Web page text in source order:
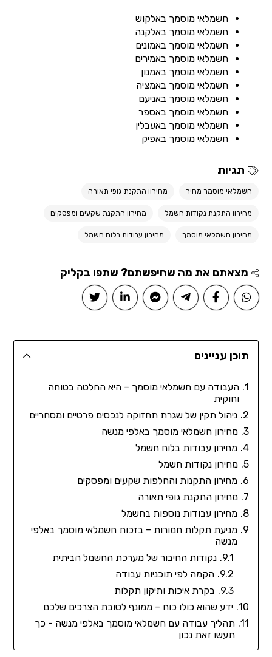
חשמלאי מוסמך באלקוש
חשמלאי מוסמך באלקנה
חשמלאי מוסמך באמונים
חשמלאי מוסמך באמירים
חשמלאי מוסמך באמנון
חשמלאי מוסמך באמציה
חשמלאי מוסמך באניעם
חשמלאי מוסמך באספר
חשמלאי מוסמך באעבלין
חשמלאי מוסמך באפיק
תגיות
חשמלאי מוסמך מחיר מחירון התקנת גופי תאורה
מחירון התקנת נקודות חשמל מחירון התקנת שקעים ומפסקים
מחירון חשמלאי מוסמך מחירון עבודות בלוח חשמל
מצאתם את מה שחיפשתם? שתפו בקליק
תוכן עניינים
העבודה עם חשמלאי מוסמך – היא החלטה בטוחה
וחוקית
ניהול תקין של שגרת תחזוקה לנכסים פרטיים ומסחריים
מחירון חשמלאי מוסמך באלפי מנשה
מחירון עבודות בלוח חשמל
מחירון נקודות חשמל
מחירון התקנות והחלפות שקעים ומפסקים
מחירון התקנת גופי תאורה
מחירון עבודות נוספות בחשמל
מניעת תקלות חמורות – בזכות חשמלאי מוסמך באלפי
מנשה
נקודות החיבור של מערכת החשמל הביתית
הקמה לפי תוכניות עבודה
בקרת איכות ותיקון תקלות
ידע שהוא כולו כוח – ממונף לטובת הצרכים שלכם
תהליך עבודה עם חשמלאי מוסמך באלפי מנשה - כך
תעשו זאת נכון